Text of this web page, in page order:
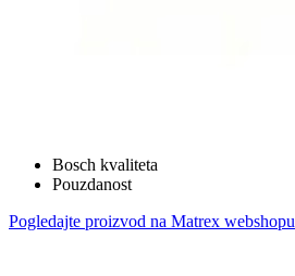
Bosch kvaliteta
Pouzdanost
Pogledajte proizvod na Matrex webshopu